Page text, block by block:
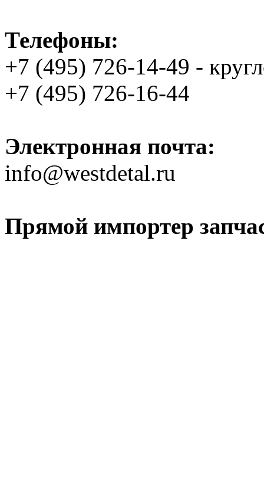
Телефоны:
+7 (495) 726-14-49 -
+7 (495) 726-16-44
Электронная почта:
info@westdetal.ru
Прямой импортер